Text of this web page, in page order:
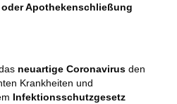
Apothekenschließung
neuartige Coronavirus den
Krankheiten und
Infektionsschutzgesetz